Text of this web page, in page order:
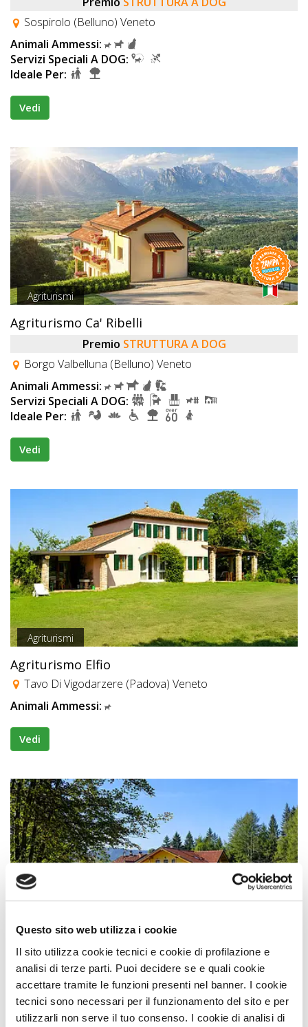
Questo sito web utilizza i cookie
Il sito utilizza cookie tecnici e cookie di profilazione e
analisi di terze parti. Puoi decidere se e quali cookie
accettare tramite le funzioni presenti nel banner. I cookie
tecnici sono necessari per il funzionamento del sito e per
utilizzarli non serve il tuo consenso. I cookie di analisi di
Sospirolo (Belluno) Veneto
Animali Ammessi:
Servizi Speciali A DOG:
Ideale Per:
Vedi
Agriturismi
Agriturismo Ca' Ribelli
Premio STRUTTURA A DOG
Borgo Valbelluna (Belluno) Veneto
Animali Ammessi:
Servizi Speciali A DOG:
Ideale Per:
Vedi
Agriturismi
Agriturismo Elfio
Tavo Di Vigodarzere (Padova) Veneto
Animali Ammessi:
Vedi
Residence
Residence Hotel Tana Della Volpe
Premio ECCELLENZA A DOG
Approvata dai Viaggiatori
Lavarone (Trento) Trentino Alto Adige